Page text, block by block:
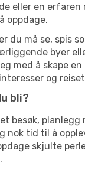
eller en erfaren
oppdage.
du må se, spis
byer
med å skape
og
bli?
besøk, planlegg
nok tid til å
skjulte